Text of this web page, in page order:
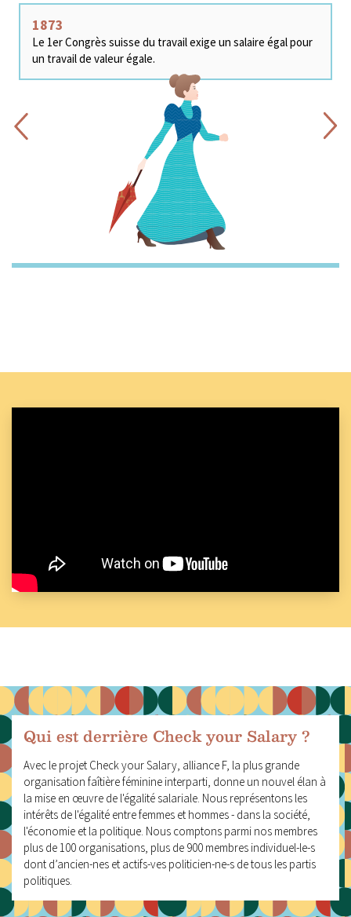
1873
Le 1er Congrès suisse du travail exige un salaire égal pour
un travail de valeur égale.
Qui est derrière Check your Salary ?
Avec le projet Check your Salary, alliance F, la plus grande
organisation faîtière féminine interparti, donne un nouvel élan à
la mise en œuvre de l'égalité salariale. Nous représentons les
intérêts de l'égalité entre femmes et hommes - dans la société,
l'économie et la politique. Nous comptons parmi nos membres
plus de 100 organisations, plus de 900 membres individuel-le-s
dont d’ancien-nes et actifs-ves politicien-ne-s de tous les partis
politiques.